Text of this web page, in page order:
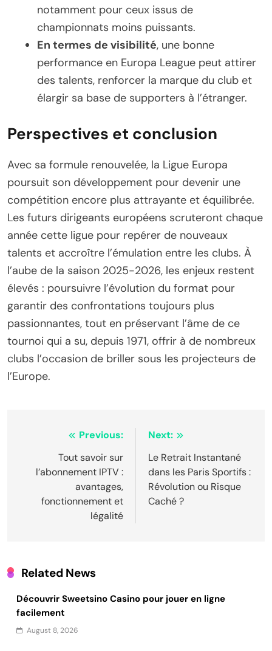
notamment pour ceux issus de
championnats moins puissants.
En termes de visibilité, une bonne
performance en Europa League peut attirer
des talents, renforcer la marque du club et
élargir sa base de supporters à l’étranger.
Perspectives et conclusion
Avec sa formule renouvelée, la Ligue Europa
poursuit son développement pour devenir une
compétition encore plus attrayante et équilibrée.
Les futurs dirigeants européens scruteront chaque
année cette ligue pour repérer de nouveaux
talents et accroître l’émulation entre les clubs. À
l’aube de la saison 2025-2026, les enjeux restent
élevés : poursuivre l’évolution du format pour
garantir des confrontations toujours plus
passionnantes, tout en préservant l’âme de ce
tournoi qui a su, depuis 1971, offrir à de nombreux
clubs l’occasion de briller sous les projecteurs de
l’Europe.
navigation
Previous:
Tout savoir sur
l’abonnement IPTV :
avantages,
fonctionnement et
légalité
Next:
Le Retrait Instantané
dans les Paris Sportifs :
Révolution ou Risque
Caché ?
Related News
Découvrir Sweetsino Casino pour jouer en ligne
facilement
August 8, 2026